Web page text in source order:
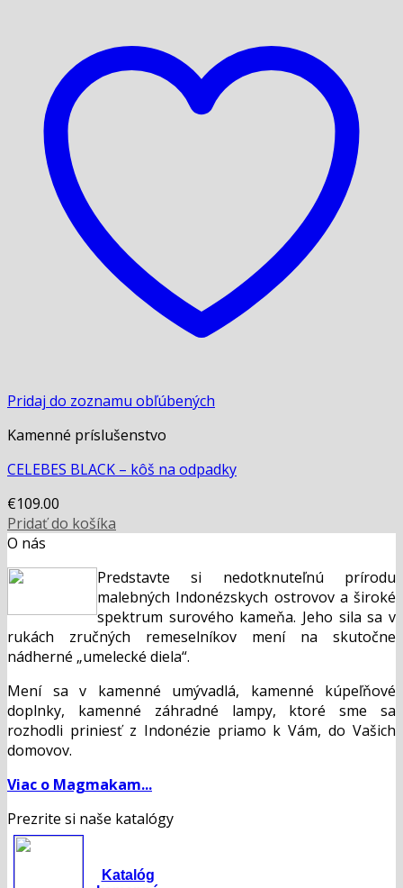
Pridaj do zoznamu obľúbených
Kamenné príslušenstvo
CELEBES BLACK – kôš na odpadky
€109.00
Pridať do košíka
O nás
Predstavte si nedotknuteľnú prírodu
malebných Indonézskych ostrovov a široké
spektrum surového kameňa. Jeho sila sa v
rukách zručných remeselníkov mení na skutočne
nádherné „umelecké diela“.
Mení sa v kamenné umývadlá, kamenné kúpeľňové
doplnky, kamenné záhradné lampy, ktoré sme sa
rozhodli priniesť z Indonézie priamo k Vám, do Vašich
domovov.
Viac o Magmakam...
Prezrite si naše katalógy
Katalóg